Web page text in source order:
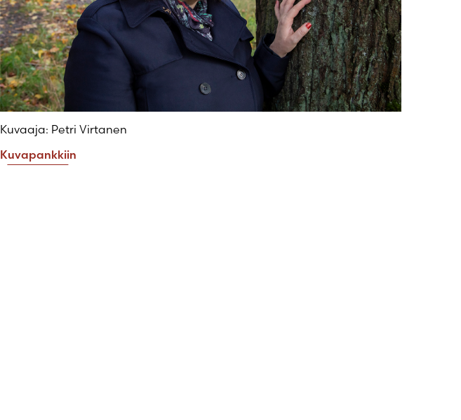
Luo uusi tili
Kuvaaja: Petri Virtanen
Kuvapankkiin